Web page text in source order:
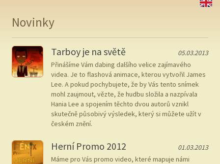
Novinky
Tarboy je na světě
05.03.2013
Přinášíme Vám dabing dalšího velice zajímavého
videa. Je to flashová animace, kterou vytvořil James
Lee. A pokud pochybujete, že by Vás tento snímek
mohl zaujmout, vězte, že hudbu složila a nazpívala
Hania Lee a spojením těchto dvou autorů vznikl
skutečně působivý výsledek, který si můžete užít v
českém znění.
Herní Promo 2012
01.03.2013
Máme pro Vás promo video, které mapuje námi